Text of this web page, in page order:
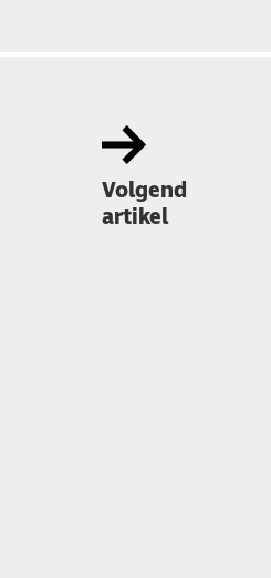
Volgend
artikel